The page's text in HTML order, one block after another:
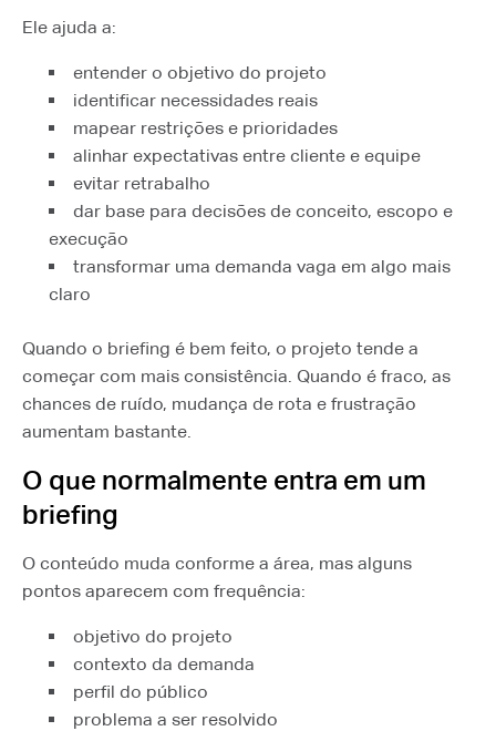
Ele ajuda a:
entender o objetivo do projeto
identificar necessidades reais
mapear restrições e prioridades
alinhar expectativas entre cliente e equipe
evitar retrabalho
dar base para decisões de conceito, escopo e
execução
transformar uma demanda vaga em algo mais
claro
Quando o briefing é bem feito, o projeto tende a
começar com mais consistência. Quando é fraco, as
chances de ruído, mudança de rota e frustração
aumentam bastante.
O que normalmente entra em um
briefing
O conteúdo muda conforme a área, mas alguns
pontos aparecem com frequência:
objetivo do projeto
contexto da demanda
perfil do público
problema a ser resolvido